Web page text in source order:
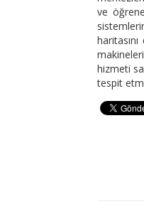
ve
hizmeti
tespit